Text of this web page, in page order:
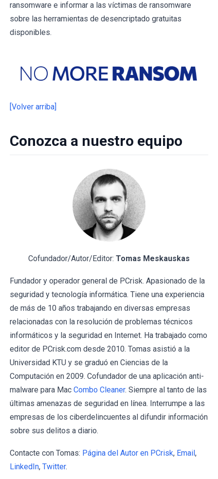
ransomware e informar a las víctimas de ransomware
sobre las herramientas de desencriptado gratuitas
disponibles.
[Volver arriba]
Conozca a nuestro equipo
Cofundador/Autor/Editor: Tomas Meskauskas
Fundador y operador general de PCrisk. Apasionado de la
seguridad y tecnología informática. Tiene una experiencia
de más de 10 años trabajando en diversas empresas
relacionadas con la resolución de problemas técnicos
informáticos y la seguridad en Internet. Ha trabajado como
editor de PCrisk.com desde 2010. Tomas asistió a la
Universidad KTU y se graduó en Ciencias de la
Computación en 2009. Cofundador de una aplicación anti-
malware para Mac Combo Cleaner. Siempre al tanto de las
últimas amenazas de seguridad en línea. Interrumpe a las
empresas de los ciberdelincuentes al difundir información
sobre sus delitos a diario.
Contacte con Tomas: Página del Autor en PCrisk, Email,
LinkedIn, Twitter.